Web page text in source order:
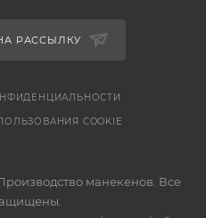
РАССЫЛКУ
COOKIE
манекенов. Все